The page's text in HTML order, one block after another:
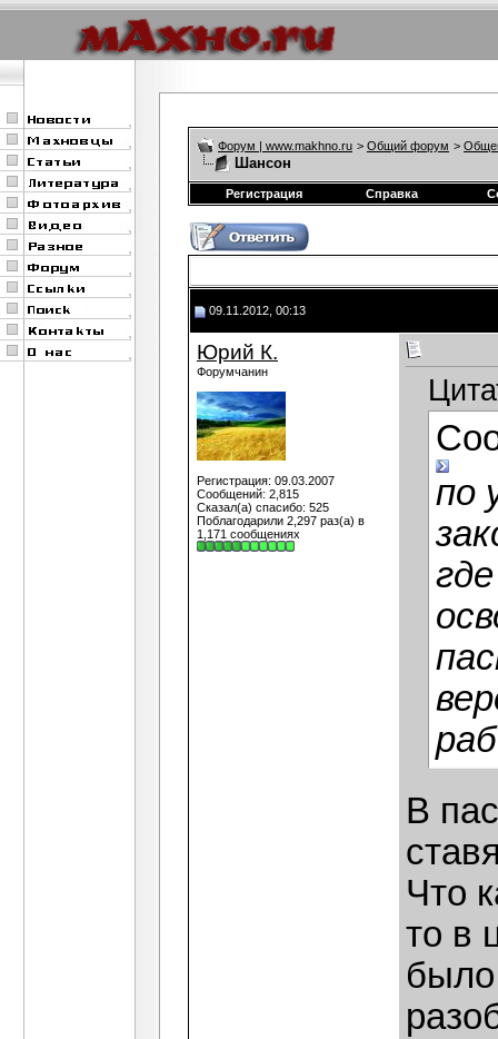
Форум | www.makhno.ru > Общий форум >
Шансон
Регистрация Справка
09.11.2012, 00:13
Юрий К.
Форумчанин
Регистрация: 09.03.2007
Сообщений: 2,815
Сказал(а) спасибо: 525
Поблагодарили 2,297 раз(а) в
1,171 сообщениях
по
В
Что
то в